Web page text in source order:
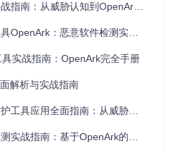
确保长期驻留
定期执行恶意操作
的基础功能与高级特性
安全工具，集成了丰富的功
控能力
：从威胁认知到OpenArk工具应用
：恶意软件检测实战指南
实战指南：OpenArk完全手册
解析与实战指南
用全面指南：从威胁识别到实战防御
：基于OpenArk的进程异常分析技术解析